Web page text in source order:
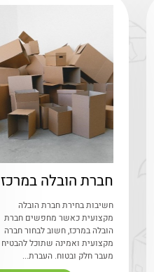
חברת הובלה במרכז
חשיבות בחירת חברת הובלה
מקצועית כאשר מחפשים חברת
הובלה במרכז, חשוב לבחור חברה
מקצועית ואמינה שתוכל להבטיח
מעבר חלק ובטוח. העברת...